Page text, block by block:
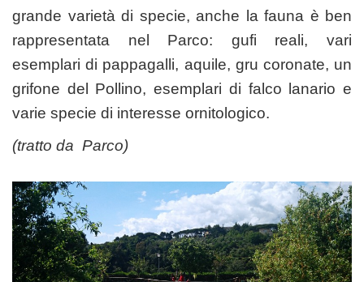
grande varietà di specie, anche la fauna è ben
rappresentata nel Parco: gufi reali, vari
esemplari di pappagalli, aquile, gru coronate, un
grifone del Pollino, esemplari di falco lanario e
varie specie di interesse ornitologico.
(tratto da Parco)